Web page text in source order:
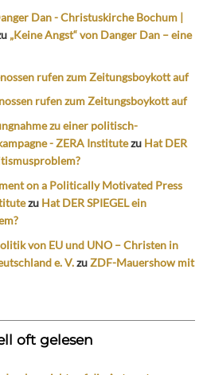
Dan - Christuskirche Bochum |
„Keine Angst“ von Danger Dan – eine
rufen zum Zeitungsboykott auf
rufen zum Zeitungsboykott auf
zu einer politisch-
- ZERA Institutezu Hat DER
on a Politically Motivated Press
zu Hat DER SPIEGEL ein
von EU und UNO – Christen in
e. V.zuZDF-Mauershow mit
oft gelesen